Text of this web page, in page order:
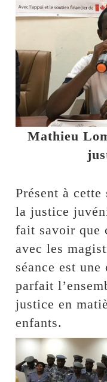
Mathieu
Présent à
la justice
fait savoir que
avec les
séance est
parfait
justice en
enfants.